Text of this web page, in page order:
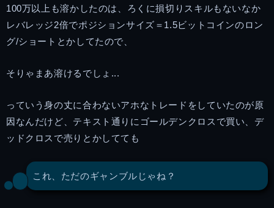
100万以上も溶かしたのは、ろくに損切りスキルもないなか
レバレッジ2倍でポジションサイズ＝1.5ビットコインのロン
グ/ショートとかしてたので、
そりゃまあ溶けるでしょ...
っていう身の丈に合わないアホなトレードをしていたのが原
因なんだけど、テキスト通りにゴールデンクロスで買い、デ
ッドクロスで売りとかしてても
これ、ただのギャンブルじゃね？